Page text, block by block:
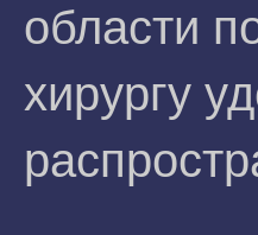
области
хирургу